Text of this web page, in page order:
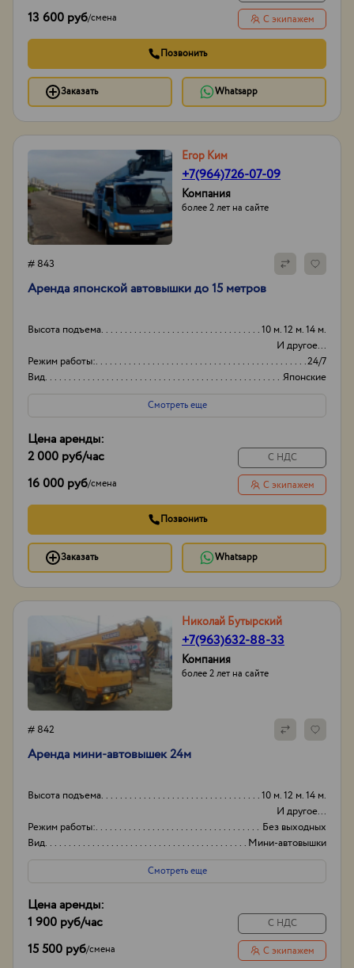
13 600 руб/смена С экипажем
Позвонить
Заказать Whatsapp
Егор Ким
+7(964)726-07-09
Компания
более 2 лет на сайте
# 843
Аpенда японской aвтовышки дo 15 метрoв
Высота подъема
10 м. 12 м. 14 м.
И другое...
Режим работы:
24/7
Вид
Японские
Высота вышки
15м
Смотреть еще
Цена аренды:
2 000 руб/час
16 000 руб/смена
С НДС
С экипажем
Позвонить
Заказать Whatsapp
Николай Бутырский
+7(963)632-88-33
Компания
более 2 лет на сайте
# 842
Аренда мини-автовышек 24м
Высота подъема
10 м. 12 м. 14 м.
И другое...
Режим работы:
Без выходных
Вид
Мини-автовышки
Высота вышки
24
Смотреть еще
Цена аренды:
1 900 руб/час
15 500 руб/смена
С НДС
С экипажем